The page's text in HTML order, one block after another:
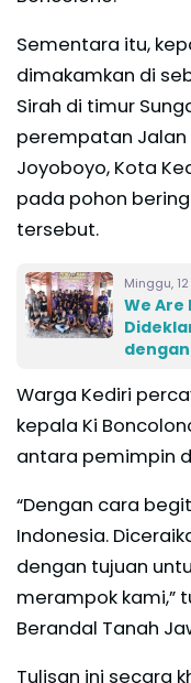
Sementara itu,
dimakamkan di
Sirah di timur
perempatan Jalan
Joyoboyo, Kota
pada pohon
tersebut.
Minggu,
We Are
Warga Kediri
kepala Ki
antara pemimpin
“Dengan cara
Indonesia.
dengan tujuan
merampok kami,”
Berandal Tanah
Tulisan ini secara